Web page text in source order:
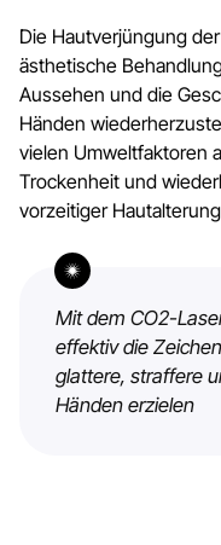
Die Hautverjüngung
ästhetische
Aussehen und die
Händen
vielen Umweltfaktoren
Trockenheit und
vorzeitiger
Mit dem CO2-
effektiv die
glattere, straffere
Händen erzielen